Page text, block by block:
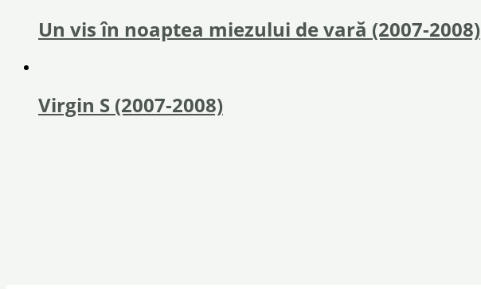
Un vis în noaptea miezului de vară (2007-2008)
Virgin S (2007-2008)